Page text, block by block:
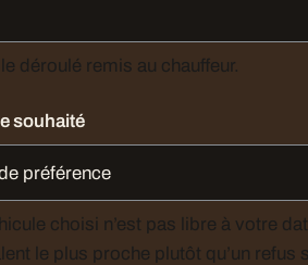
: ils figureront tels quels sur le déroulé remis au chauffeur.
souhaité
choisi n’est pas libre à votre
le plus proche plutôt qu’un refus